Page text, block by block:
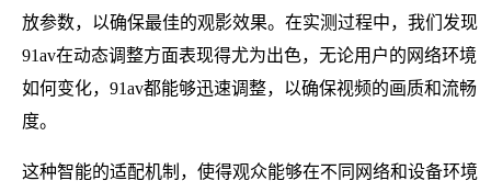
放参数，以确保最佳的观影效果。在实测过程中，我们发现
91av在动态调整方面表现得尤为出色，无论用户的网络环境
如何变化，91av都能够迅速调整，以确保视频的画质和流畅
度。
这种智能的适配机制，使得观众能够在不同网络和设备环境